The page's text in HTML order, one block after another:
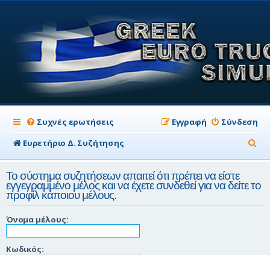
Συχνές ερωτήσεις Σύνδεση
Εγγραφή
Ευρετήριο Δ. Συζήτησης
ν
Το σύστημα συζητήσεων απαιτεί ότι πρέπει να είστε
εγγεγραμμένο μέλος και να έχετε συνδεθεί για να δείτε το
προφίλ κάποιου μέλους.
Όνομα μέλους:
Κωδικός: